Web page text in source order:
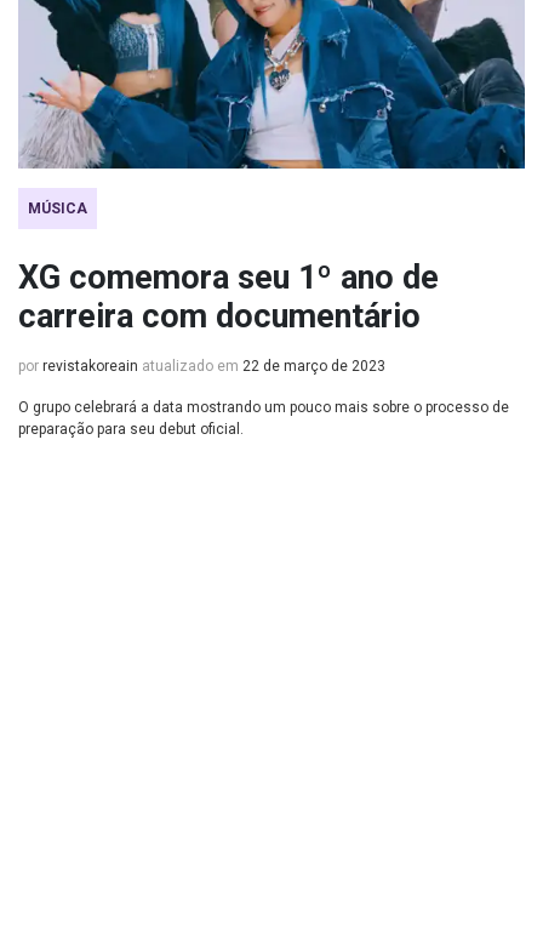
MÚSICA
XG comemora seu 1º ano de
carreira com documentário
por revistakoreain atualizado em 22 de março de 2023
O grupo celebrará a data mostrando um pouco mais sobre o processo de
preparação para seu debut oficial.